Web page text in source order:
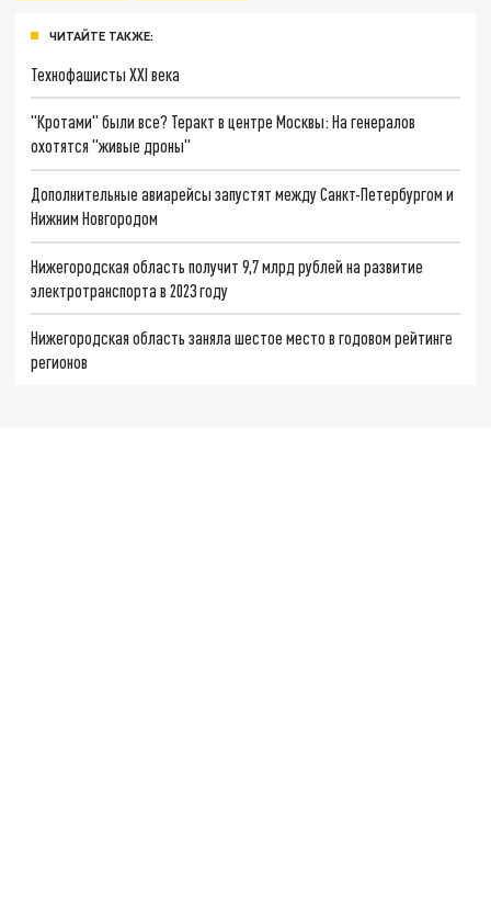
ЧИТАЙТЕ ТАКЖЕ:
Технофашисты XXI века
"Кротами" были все? Теракт в центре Москвы: На генералов
охотятся "живые дроны"
Дополнительные авиарейсы запустят между Санкт-Петербургом и
Нижним Новгородом
Нижегородская область получит 9,7 млрд рублей на развитие
электротранспорта в 2023 году
Нижегородская область заняла шестое место в годовом рейтинге
регионов